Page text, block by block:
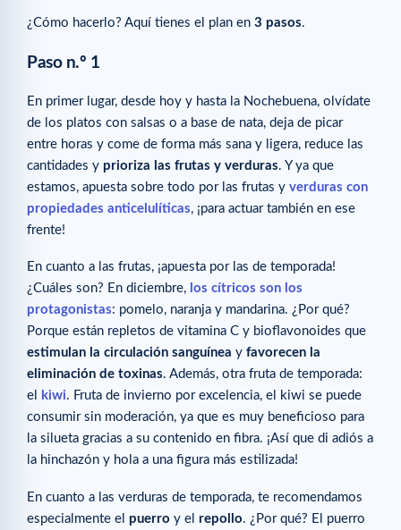
¿Cómo hacerlo? Aquí tienes el plan en 3 pasos.
Paso n.º 1
En primer lugar, desde hoy y hasta la Nochebuena, olvídate
de los platos con salsas o a base de nata, deja de picar
entre horas y come de forma más sana y ligera, reduce las
cantidades y prioriza las frutas y verduras. Y ya que
estamos, apuesta sobre todo por las frutas y verduras con
propiedades anticelulíticas, ¡para actuar también en ese
frente!
En cuanto a las frutas, ¡apuesta por las de temporada!
¿Cuáles son? En diciembre, los cítricos son los
protagonistas: pomelo, naranja y mandarina. ¿Por qué?
Porque están repletos de vitamina C y bioflavonoides que
estimulan la circulación sanguínea y favorecen la
eliminación de toxinas. Además, otra fruta de temporada:
el
kiwi. Fruta de invierno por excelencia, el kiwi se puede
consumir sin moderación, ya que es muy beneficioso para
la silueta gracias a su contenido en fibra. ¡Así que di adiós a
la hinchazón y hola a una figura más estilizada!
En cuanto a las verduras de temporada, te recomendamos
especialmente el puerro y el repollo. ¿Por qué? El puerro